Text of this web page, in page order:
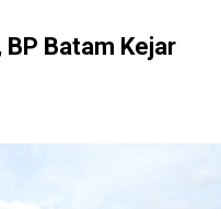
Batam Kejar